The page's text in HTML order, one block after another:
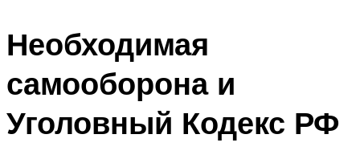
Необходимая
самооборона и
Уголовный Кодекс РФ